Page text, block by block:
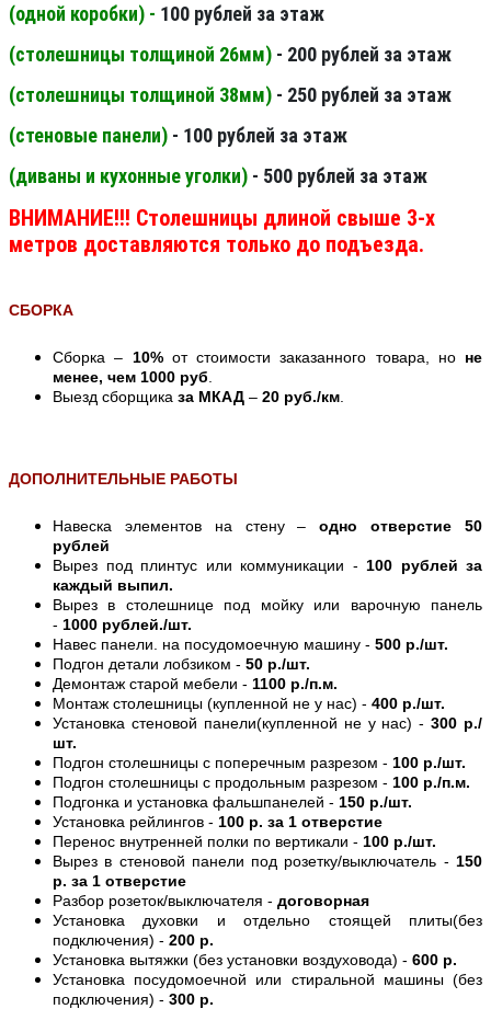
(одной коробки) - 100 рублей за этаж
(столешницы толщиной 26мм) - 200 рублей за этаж
(столешницы толщиной 38мм) - 250 рублей за этаж
(стеновые панели) - 100 рублей за этаж
(диваны и кухонные уголки) - 500 рублей за этаж
ВНИМАНИЕ!!! Столешницы длиной свыше 3-х
метров доставляются только до подъезда.
СБОРКА
Сборка – 10%от стоимости заказанного товара, но не
менее, чем 1000 руб
Выезд сборщика за МКАД – 20 руб./км
ДОПОЛНИТЕЛЬНЫЕ РАБОТЫ
Навеска элементов на стену –одно отверстие 50
рублей
Вырез под плинтус или коммуникации - 100 рублей за
каждый выпил.
Вырез в столешнице под мойку или варочную панель
- 1000 рублей./шт.
Навес панели. на посудомоечную машину - 500 р./шт.
Подгон детали лобзиком - 50 р./шт.
Демонтаж старой мебели - 1100 р./п.м.
Монтаж столешницы (купленной не у нас) - 400 р./шт.
Установка стеновой панели(купленной не у нас) -300 р./
шт.
Подгон столешницы с поперечным разрезом - 100 р./шт.
Подгон столешницы с продольным разрезом - 100 р./п.м.
Подгонка и установка фальшпанелей - 150 р./шт.
Установка рейлингов - 100 р. за 1 отверстие
Перенос внутренней полки по вертикали - 100 р./шт.
Вырез в стеновой панели под розетку/выключатель - 150
р. за 1 отверстие
Разбор розеток/выключателя - договорная
Установка духовки и отдельно стоящей плиты(без
подключения) - 200 р.
Установка вытяжки (без установки воздуховода) - 600 р.
Установка посудомоечной или стиральной машины (без
подключения) - 300 р.